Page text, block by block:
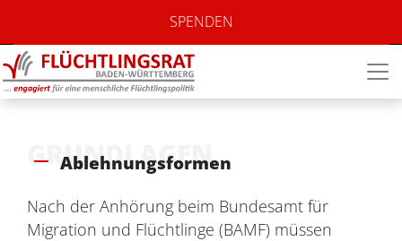
SPENDEN
GRUNDLAGEN
Ablehnungsformen
Nach der Anhörung beim Bundesamt für
Migration und Flüchtlinge (BAMF) müssen